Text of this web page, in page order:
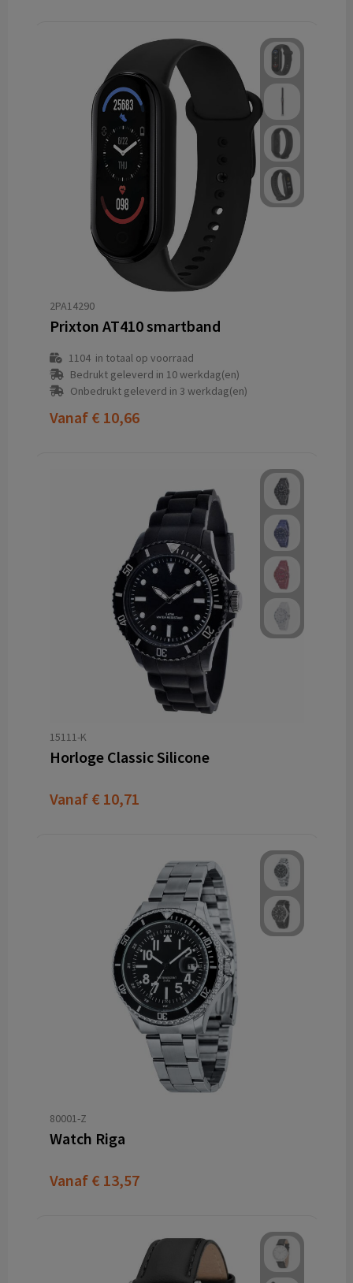
2PA14290
Prixton AT410 smartband
1104in totaal op voorraad
Bedrukt geleverd in 10 werkdag(en)
Onbedrukt geleverd in 3 werkdag(en)
Vanaf € 10,66
15111-K
Horloge Classic Silicone
Vanaf € 10,71
80001-Z
Watch Riga
Vanaf € 13,57